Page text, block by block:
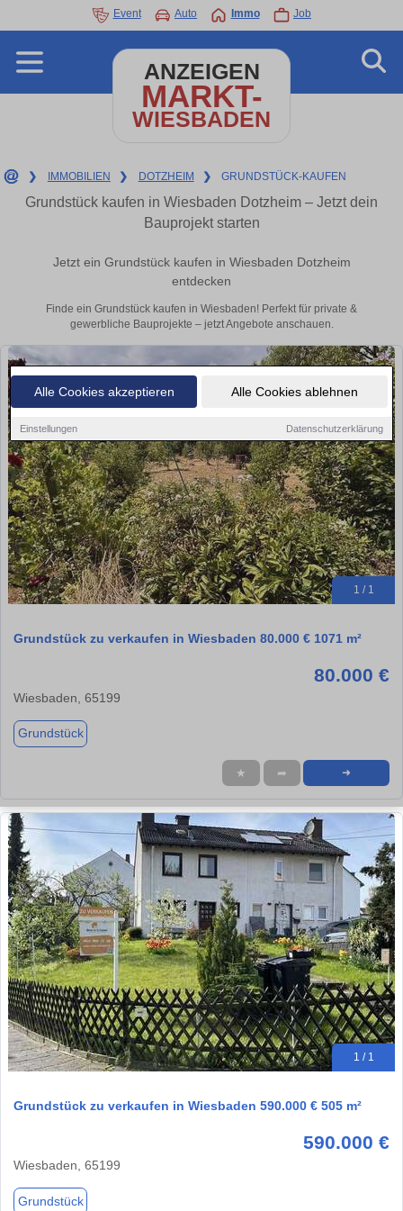
Alle Cookies akzeptieren Alle Cookies ablehnen
Einstellungen Datenschutzerklärung
Event Auto Immo Job
ANZEIGEN
MARKT-
WIESBADEN
❯ IMMOBILIEN ❯ DOTZHEIM ❯ GRUNDSTÜCK-KAUFEN
Grundstück kaufen in Wiesbaden Dotzheim – Jetzt dein
Bauprojekt starten
Jetzt ein Grundstück kaufen in Wiesbaden Dotzheim
entdecken
Finde ein Grundstück kaufen in Wiesbaden! Perfekt für private &
gewerbliche Bauprojekte – jetzt Angebote anschauen.
1 / 1
Grundstück zu verkaufen in Wiesbaden 80.000 € 1071 m²
80.000 €
Wiesbaden, 65199
Grundstück
★ ➦ ➜
1 / 1
Grundstück zu verkaufen in Wiesbaden 590.000 € 505 m²
590.000 €
Wiesbaden, 65199
Grundstück